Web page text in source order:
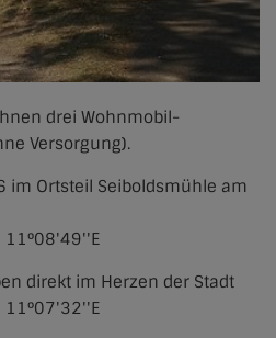
drei Wohnmobil-
Versorgung).
im Ortsteil Seiboldsmühle am
11°08'49''E
direkt im Herzen der Stadt
11°07'32''E